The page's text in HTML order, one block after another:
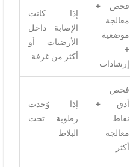
فحص +
معالجة
موضعية
+
إرشادات
إذا كانت
الإصابة داخل
الأرضيات أو
أكثر من غرفة
فحص
أدق +
نقاط
معالجة
أكثر
إذا وُجدت
رطوبة تحت
البلاط